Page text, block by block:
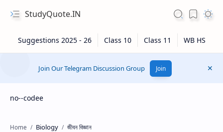
StudyQuote.IN
Join Our Telegram Discussion Group Join
no--codee
Home Biology জীবন বিজ্ঞান